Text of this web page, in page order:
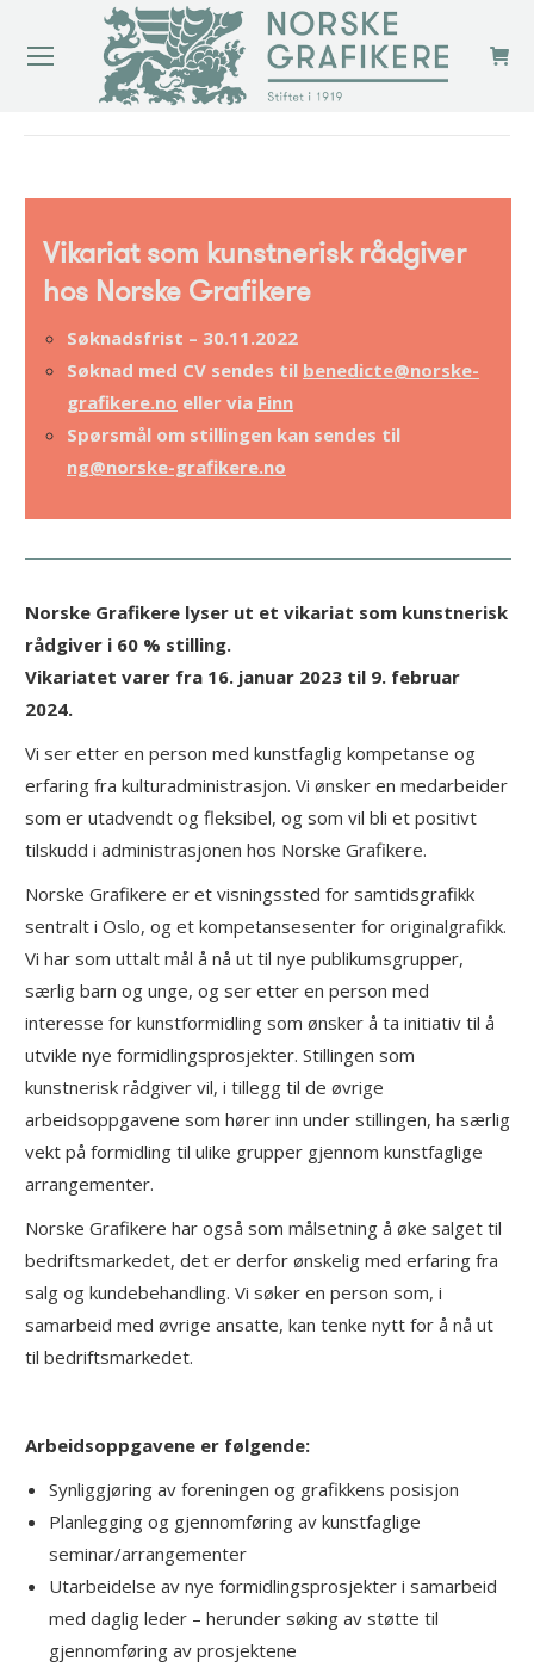
Vikariat som kunstnerisk rådgiver
hos Norske Grafikere
Søknadsfrist – 30.11.2022
Søknad med CV sendes til benedicte@norske-
grafikere.no eller via Finn
Spørsmål om stillingen kan sendes til
ng@norske-grafikere.no
Norske Grafikere lyser ut et vikariat som kunstnerisk
rådgiver i 60 % stilling.
Vikariatet varer fra 16. januar 2023 til 9. februar
2024.
Vi ser etter en person med kunstfaglig kompetanse og
erfaring fra kulturadministrasjon. Vi ønsker en medarbeider
som er utadvendt og fleksibel, og som vil bli et positivt
tilskudd i administrasjonen hos Norske Grafikere.
Norske Grafikere er et visningssted for samtidsgrafikk
sentralt i Oslo, og et kompetansesenter for originalgrafikk.
Vi har som uttalt mål å nå ut til nye publikumsgrupper,
særlig barn og unge, og ser etter en person med
interesse for kunstformidling som ønsker å ta initiativ til å
utvikle nye formidlingsprosjekter. Stillingen som
kunstnerisk rådgiver vil, i tillegg til de øvrige
arbeidsoppgavene som hører inn under stillingen, ha særlig
vekt på formidling til ulike grupper gjennom kunstfaglige
arrangementer.
Norske Grafikere har også som målsetning å øke salget til
bedriftsmarkedet, det er derfor ønskelig med erfaring fra
salg og kundebehandling. Vi søker en person som, i
samarbeid med øvrige ansatte, kan tenke nytt for å nå ut
til bedriftsmarkedet.
Arbeidsoppgavene er følgende:
Synliggjøring av foreningen og grafikkens posisjon
Planlegging og gjennomføring av kunstfaglige
seminar/arrangementer
Utarbeidelse av nye formidlingsprosjekter i samarbeid
med daglig leder – herunder søking av støtte til
gjennomføring av prosjektene